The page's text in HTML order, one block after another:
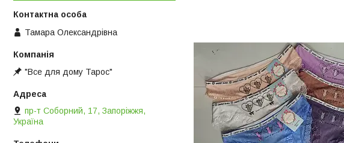
Тамара Олександрівна
"Все для дому Тарос"
пр-т Соборний, 17, Запоріжжя,
Україна